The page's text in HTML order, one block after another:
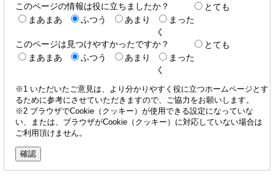
このページの情報は役に立ちましたか？
とても
まあまあ
ふつう あまり
まった
く
このページは見つけやすかったですか？
とても
まあまあ
ふつう あまり
まった
く
※1 いただいたご意見は、より分かりやすく役に立つホームページとす
るために参考にさせていただきますので、ご協力をお願いします。
※2 ブラウザでCookie（クッキー）が使用できる設定になっていな
い、または、ブラウザがCookie（クッキー）に対応していない場合は
ご利用頂けません。